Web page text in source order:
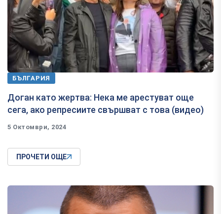
БЪЛГАРИЯ
Доган като жертва: Нека ме арестуват още
сега, ако репресиите свършват с това (видео)
5 Октомври, 2024
ПРОЧЕТИ ОЩЕ